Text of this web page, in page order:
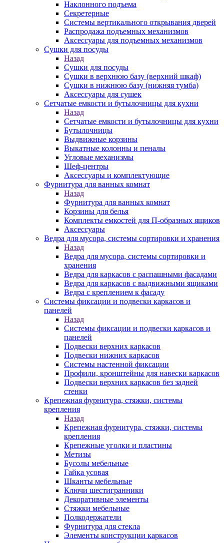
Наклонного подъема
Секретерные
Системы вертикального открывания дверей
Распродажа подъемных механизмов
Аксессуары для подъемных механизмов
Сушки для посуды
Назад
Сушки для посуды
Сушки в верхнюю базу (верхний шкаф)
Сушки в нижнюю базу (нижняя тумба)
Аксессуары для сушек
Сетчатые емкости и бутылочницы для кухни
Назад
Сетчатые емкости и бутылочницы для кухни
Бутылочницы
Выдвижные корзины
Выкатные колонны и пеналы
Угловые механизмы
Шеф-центры
Аксессуары и комплектующие
Фурнитура для ванных комнат
Назад
Фурнитура для ванных комнат
Корзины для белья
Комплекты емкостей для П-образных ящиков
Аксессуары
Ведра для мусора, системы сортировки и хранения
Назад
Ведра для мусора, системы сортировки и
хранения
Ведра для каркасов с распашными фасадами
Ведра для каркасов с выдвижными ящиками
Ведра с креплением к фасаду
Системы фиксации и подвески каркасов и
панелей
Назад
Системы фиксации и подвески каркасов и
панелей
Подвески верхних каркасов
Подвески нижних каркасов
Системы настенной фиксации
Профили, кронштейны для навески каркасов
Подвески верхних каркасов без задней
стенки
Крепежная фурнитура, стяжки, системы
крепления
Назад
Крепежная фурнитура, стяжки, системы
крепления
Крепежные уголки и пластины
Метизы
Бусолы мебельные
Гайка усовая
Шканты мебельные
Ключи шестигранники
Декоративные элементы
Стяжки мебельные
Полкодержатели
Фурнитура для стекла
Элементы конструкции каркасов